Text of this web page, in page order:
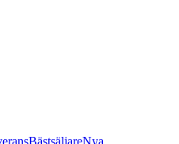
BästsäljareNya